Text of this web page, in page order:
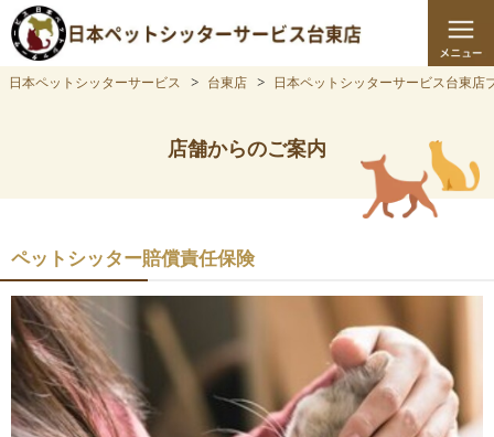
日本ペットシッターサービス 台東店 日本ペットシッターサービス台東店
店舗からのご案内
ペットシッター賠償責任保険